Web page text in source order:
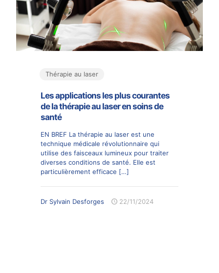
Thérapie au laser
Les applications les plus courantes
de la thérapie au laser en soins de
santé
EN BREF La thérapie au laser est une
technique médicale révolutionnaire qui
utilise des faisceaux lumineux pour traiter
diverses conditions de santé. Elle est
particulièrement efficace […]
Dr Sylvain Desforges 22/11/2024